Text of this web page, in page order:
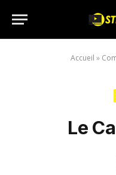
Accueil »
Le